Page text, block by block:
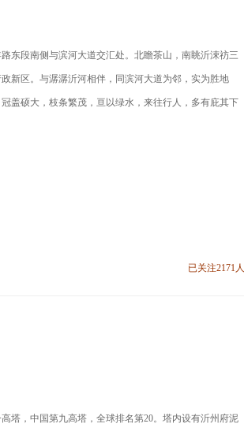
东段南侧与滨河大道交汇处。北瞻茶山，南眺沂涑祊三
新区。与潺潺沂河相伴，同滨河大道为邻，实为胜地
盖硕大，枝条繁茂，亘以绿水，来往行人，多有庇其下
已关注2171人
塔，中国第九高塔，全球排名第20。塔内设有沂州府泥